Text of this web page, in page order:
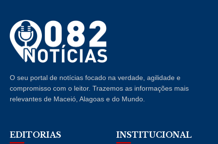
O seu portal de notícias focado na verdade, agilidade e
compromisso com o leitor. Trazemos as informações mais
relevantes de Maceió, Alagoas e do Mundo.
EDITORIAS INSTITUCIONAL